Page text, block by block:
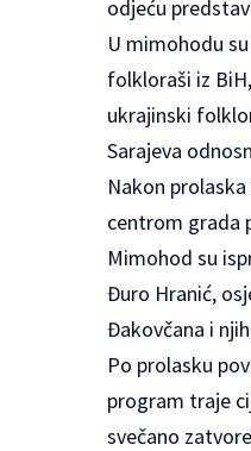
odjeću
U mimohodu
folkloraši iz
ukrajinski
Sarajeva
Nakon
centrom grada
Mimohod su
Đuro Hranić,
Đakovčana i
Po prolasku
program traje
svečano